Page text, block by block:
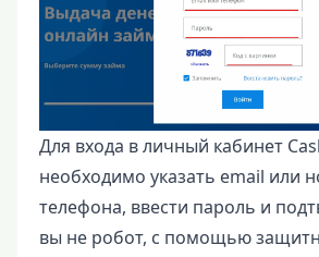
Для входа в личный кабинет
необходимо указать email или
телефона, ввести пароль и
вы не робот, с помощью